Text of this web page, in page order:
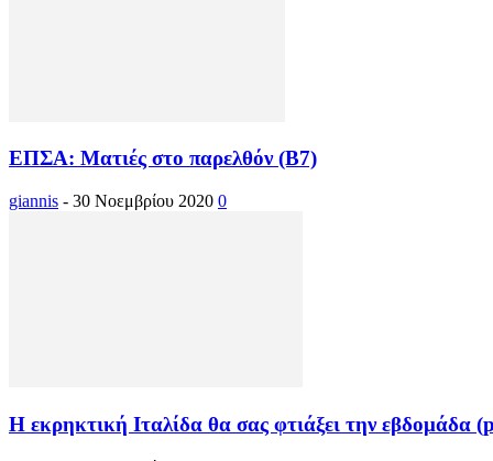
ΕΠΣΑ: Ματιές στο παρελθόν (Β7)
giannis - 30 Νοεμβρίου 2020 0
Η εκρηκτική Ιταλίδα θα σας φτιάξει την εβδομάδα